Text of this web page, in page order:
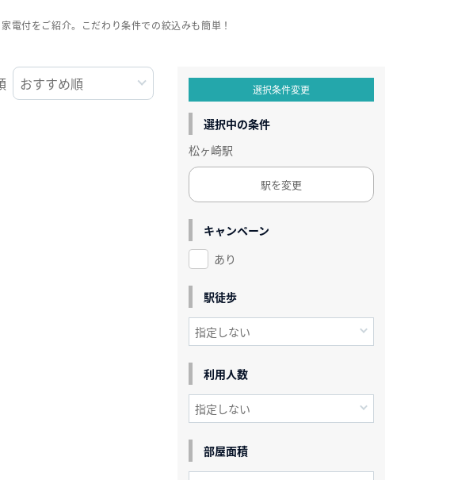
電付をご紹介。こだわり条件での絞込みも簡単！
選択条件変更
選択中の条件
松ヶ崎駅
駅を変更
キャンペーン
あり
駅徒歩
利用人数
部屋面積